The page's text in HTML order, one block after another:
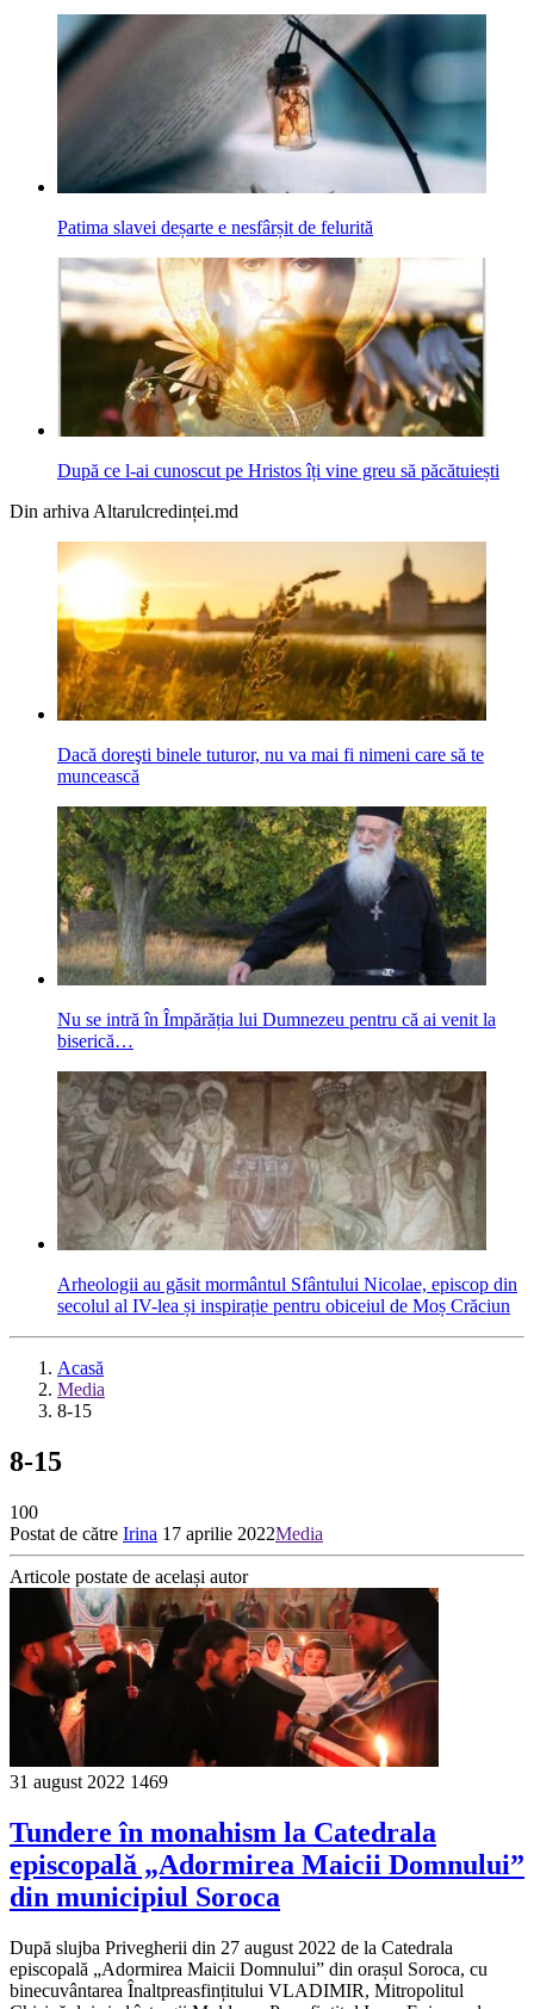
Patima slavei deșarte e nesfârșit de felurită
După ce l-ai cunoscut pe Hristos îți vine greu să păcătuiești
Din arhiva Altarulcredinței.md
Dacă doreşti binele tuturor, nu va mai fi nimeni care să te
muncească
Nu se intră în Împărăția lui Dumnezeu pentru că ai venit la
biserică…
Arheologii au găsit mormântul Sfântului Nicolae, episcop din
secolul al IV-lea și inspirație pentru obiceiul de Moș Crăciun
Acasă
Media
8-15
8-15
100
Postat de către Irina 17 aprilie 2022Media
Articole postate de același autor
31 august 2022 1469
Tundere în monahism la Catedrala
episcopală „Adormirea Maicii Domnului”
din municipiul Soroca
După slujba Privegherii din 27 august 2022 de la Catedrala
episcopală „Adormirea Maicii Domnului” din orașul Soroca, cu
binecuvântarea Înaltpreasfințitului VLADIMIR, Mitropolitul